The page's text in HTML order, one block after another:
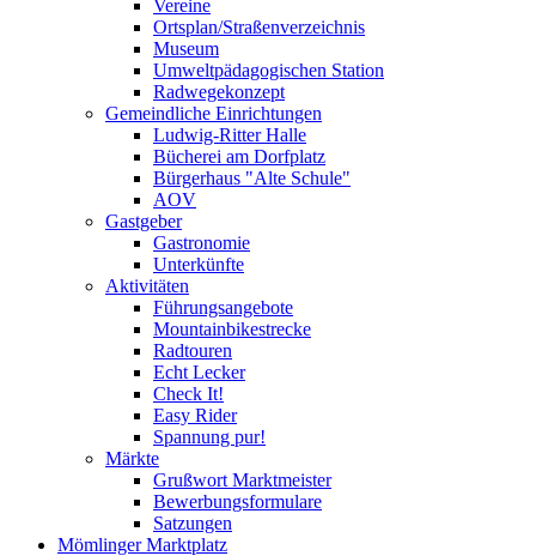
Vereine
Ortsplan/Straßenverzeichnis
Museum
Umweltpädagogischen Station
Radwegekonzept
Gemeindliche Einrichtungen
Ludwig-Ritter Halle
Bücherei am Dorfplatz
Bürgerhaus "Alte Schule"
AOV
Gastgeber
Gastronomie
Unterkünfte
Aktivitäten
Führungsangebote
Mountainbikestrecke
Radtouren
Echt Lecker
Check It!
Easy Rider
Spannung pur!
Märkte
Grußwort Marktmeister
Bewerbungsformulare
Satzungen
Mömlinger Marktplatz